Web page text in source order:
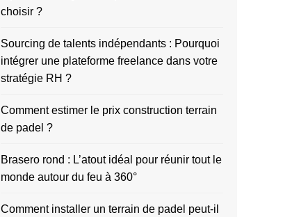
choisir ?
Sourcing de talents indépendants : Pourquoi
intégrer une plateforme freelance dans votre
stratégie RH ?
Comment estimer le prix construction terrain
de padel ?
Brasero rond : L’atout idéal pour réunir tout le
monde autour du feu à 360°
Comment installer un terrain de padel peut-il